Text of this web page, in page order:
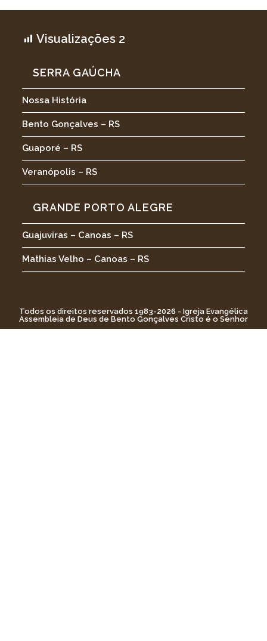
Visualizações 2
SERRA GAÚCHA
Nossa História
Bento Gonçalves – RS
Guaporé – RS
Veranópolis – RS
GRANDE PORTO ALEGRE
Guajuviras – Canoas – RS
Mathias Velho – Canoas – RS
Todos os direitos reservados 1983-2026 - Igreja Evangélica
Assembleia de Deus de Bento Gonçalves Cristo é o Senhor